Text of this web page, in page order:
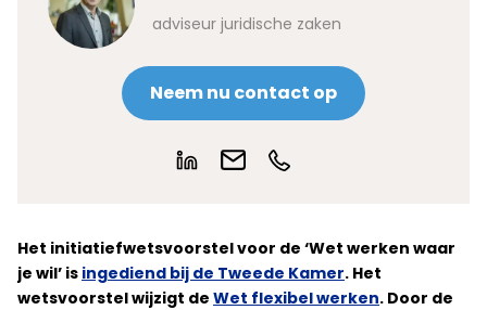
adviseur juridische zaken
Neem nu contact op
Het initiatiefwetsvoorstel voor de ‘Wet werken waar
je wil’ is ingediend bij de Tweede Kamer. Het
wetsvoorstel wijzigt de Wet flexibel werken. Door de